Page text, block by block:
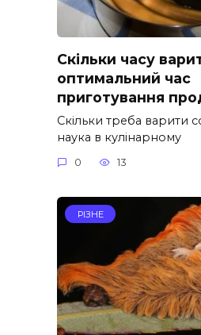
Скільки часу
оптимальний час
приготування
Скільки треба варити
наука в кулінарному
0 13
РІЗНЕ